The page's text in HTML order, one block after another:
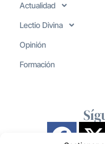
Actualidad
Lectio Divina
Opinión
Formación